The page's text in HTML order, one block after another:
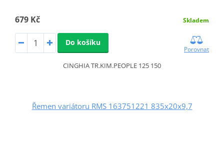
679 Kč Skladem
Do košíku
Porovnat
CINGHIA TR.KIM.PEOPLE 125 150
Řemen variátoru RMS 163751221 835x20x9,7